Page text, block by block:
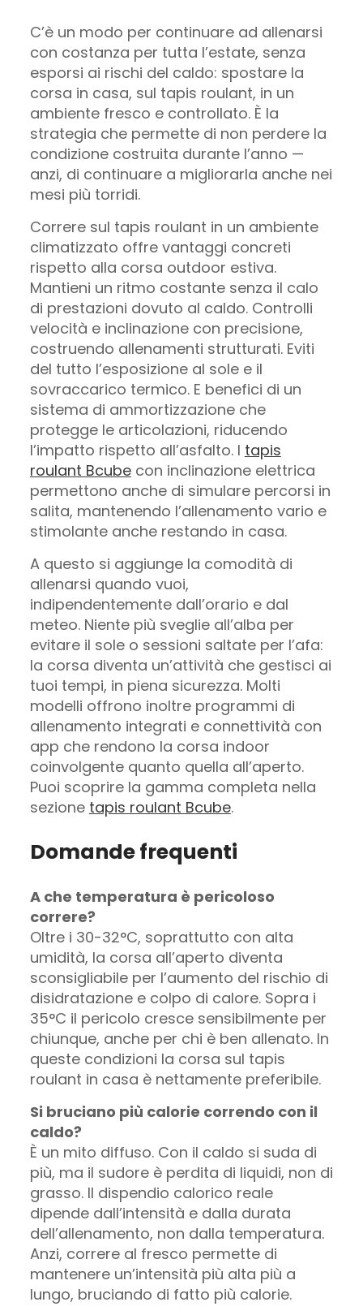
C’è un modo per continuare ad allenarsi
con costanza per tutta l’estate, senza
esporsi ai rischi del caldo: spostare la
corsa in casa, sul tapis roulant, in un
ambiente fresco e controllato. È la
strategia che permette di non perdere la
condizione costruita durante l’anno —
anzi, di continuare a migliorarla anche nei
mesi più torridi.
Correre sul tapis roulant in un ambiente
climatizzato offre vantaggi concreti
rispetto alla corsa outdoor estiva.
Mantieni un ritmo costante senza il calo
di prestazioni dovuto al caldo. Controlli
velocità e inclinazione con precisione,
costruendo allenamenti strutturati. Eviti
del tutto l’esposizione al sole e il
sovraccarico termico. E benefici di un
sistema di ammortizzazione che
protegge le articolazioni, riducendo
l’impatto rispetto all’asfalto. I tapis
roulant Bcubecon inclinazione elettrica
permettono anche di simulare percorsi in
salita, mantenendo l’allenamento vario e
stimolante anche restando in casa.
A questo si aggiunge la comodità di
allenarsi quando vuoi,
indipendentemente dall’orario e dal
meteo. Niente più sveglie all’alba per
evitare il sole o sessioni saltate per l’afa:
la corsa diventa un’attività che gestisci ai
tuoi tempi, in piena sicurezza. Molti
modelli offrono inoltre programmi di
allenamento integrati e connettività con
app che rendono la corsa indoor
coinvolgente quanto quella all’aperto.
Puoi scoprire la gamma completa nella
sezione tapis roulant Bcube.
Domande frequenti
A che temperatura è pericoloso
correre?
Oltre i 30-32°C, soprattutto con alta
umidità, la corsa all’aperto diventa
sconsigliabile per l’aumento del rischio di
disidratazione e colpo di calore. Sopra i
35°C il pericolo cresce sensibilmente per
chiunque, anche per chi è ben allenato. In
queste condizioni la corsa sul tapis
roulant in casa è nettamente preferibile.
Si bruciano più calorie correndo con il
caldo?
È un mito diffuso. Con il caldo si suda di
più, ma il sudore è perdita di liquidi, non di
grasso. Il dispendio calorico reale
dipende dall’intensità e dalla durata
dell’allenamento, non dalla temperatura.
Anzi, correre al fresco permette di
mantenere un’intensità più alta più a
lungo, bruciando di fatto più calorie.